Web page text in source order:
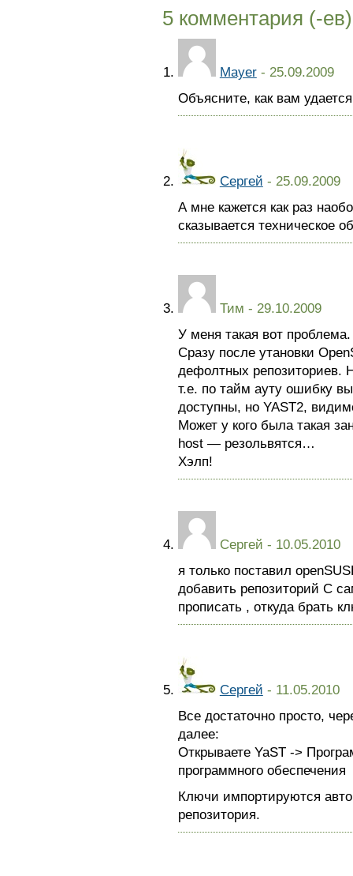
5 комментария (-ев)
Mayer- 25.09.2009
Объясните, как вам
Сергей - 25.09.2009
А мне кажется как раз
сказывается техническое
Тим - 29.10.2009
У меня такая вот проблема.
Сразу после утановки
дефолтных репозиториев.
т.е. по тайм ауту ошибку
доступны, но YAST2,
Может у кого была такая
host — резольвятся…
Хэлп!
Сергей - 10.05.2010
я только поставил
добавить репозиторий С
прописать , откуда брать
Сергей - 11.05.2010
Все достаточно просто,
далее:
Открываете YaST ->
программного обеспечения
Ключи импортируются
репозитория.